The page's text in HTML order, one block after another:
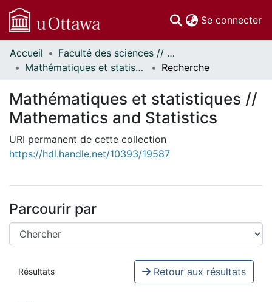
Se connecter
Communautés
et collections
Statistiques
À propos
Accueil
Faculté des sciences // Faculty of Science
Mathématiques et statistiques // Mathematics and Statistics
Recherche
Mathématiques et statistiques //
Mathematics and Statistics
URI permanent de cette collection
https://hdl.handle.net/10393/19587
Parcourir par
Résultats Retour aux résultats